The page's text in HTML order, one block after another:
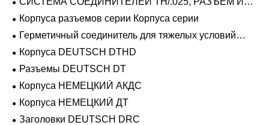
ВКЛАДЫШ
Корпуса разъемов серии Корпуса серии
Герметичный соединитель для тяжелых условий
эксплуатации Фиксирующие направляющие серии
Корпуса DEUTSCH DTHD
Разъемы DEUTSCH DT
Корпуса НЕМЕЦКИЙ АКДС
Корпуса НЕМЕЦКИЙ ДТ
Заголовки DEUTSCH DRC